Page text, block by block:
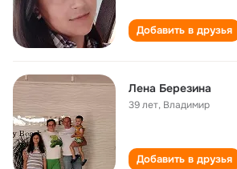
Добавить в друзья
Лена Березина
39 лет, Владимир
Добавить в друзья